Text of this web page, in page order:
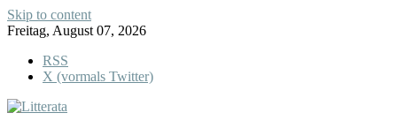
Skip to content
Freitag, August 07, 2026
RSS
X (vormals Twitter)